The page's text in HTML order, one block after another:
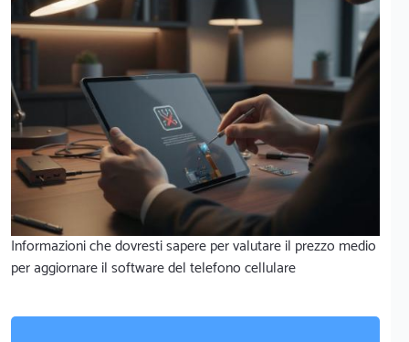
Informazioni che dovresti sapere per valutare il prezzo medio
per aggiornare il software del telefono cellulare